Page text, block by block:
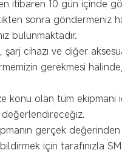
10 gün içinde
sonra göndermeniz
bulunmaktadır.
cihazı ve diğer
gerekmesi
konu olan tüm
değerlendireceğiz.
gerçek
için tarafınızla